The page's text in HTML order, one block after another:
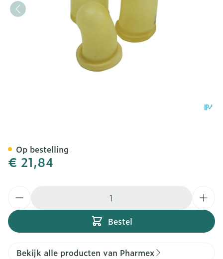
€ 21,84
Bestel
Op bestelling
Bekijk alle producten van Pharmex